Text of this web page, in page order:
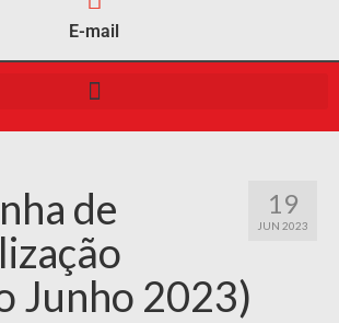
E-mail
19
JUN 2023
de
Junho 2023)